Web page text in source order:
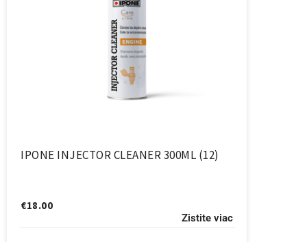
IPONE INJECTOR CLEANER 300ML (12)
€18.00
Zistite viac